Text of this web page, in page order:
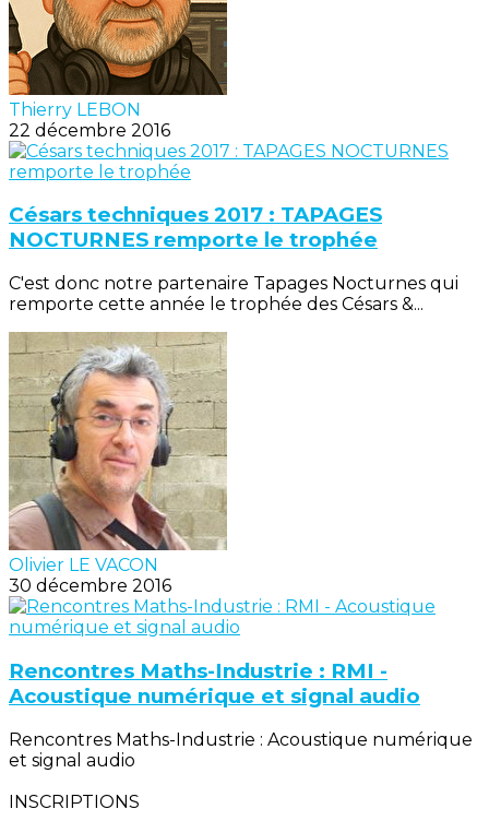
Thierry LEBON
22 décembre 2016
Césars techniques 2017 : TAPAGES
NOCTURNES remporte le trophée
C'est donc notre partenaire Tapages Nocturnes qui
remporte cette année le trophée des Césars &...
Olivier LE VACON
30 décembre 2016
Rencontres Maths-Industrie : RMI -
Acoustique numérique et signal audio
Rencontres Maths-Industrie : Acoustique numérique
et signal audio
INSCRIPTIONS